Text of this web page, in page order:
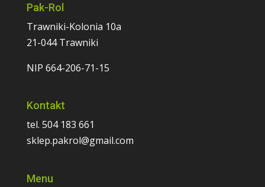
Pak-Rol
Trawniki-Kolonia 10a
21-044 Trawniki
NIP 664-206-71-15
Kontakt
tel. 504 183 661
sklep.pakrol@gmail.com
Menu